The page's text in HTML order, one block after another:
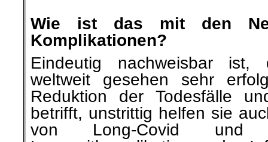
Wie ist das mit den
Komplikationen?
Eindeutig nachweisbar ist,
weltweit gesehen sehr
Reduktion der Todesfälle
betrifft, unstrittig helfen sie
von Long-Covid und